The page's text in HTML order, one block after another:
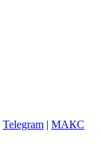
Telegram | MAКС